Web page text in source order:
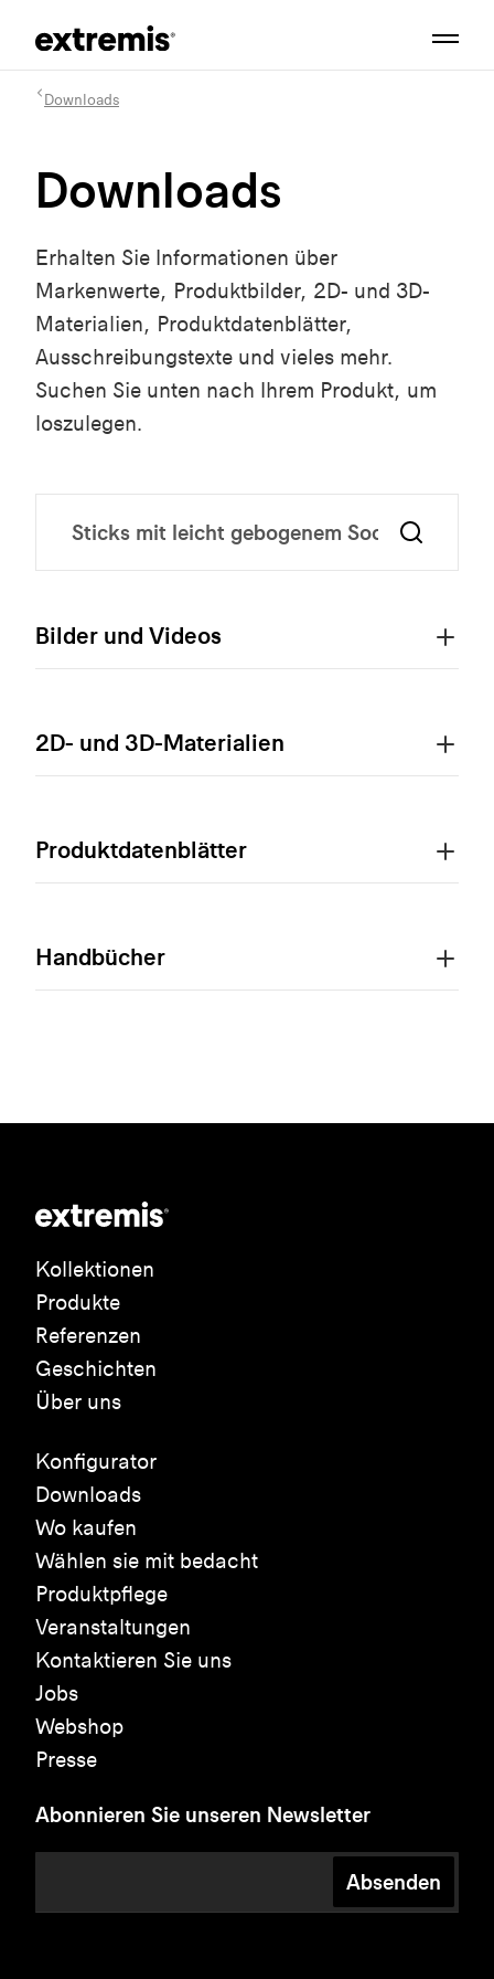
Downloads
Downloads
Erhalten Sie Informationen über
Markenwerte, Produktbilder, 2D- und 3D-
Materialien, Produktdatenblätter,
Ausschreibungstexte und vieles mehr.
Suchen Sie unten nach Ihrem Produkt, um
loszulegen.
Bilder und Videos
2D- und 3D-Materialien
Produktdatenblätter
Handbücher
Kollektionen
Produkte
Referenzen
Geschichten
Über uns
Konfigurator
Downloads
Wo kaufen
Wählen sie mit bedacht
Produktpflege
Veranstaltungen
Kontaktieren Sie uns
Jobs
Webshop
Presse
Abonnieren Sie unseren Newsletter
Absenden